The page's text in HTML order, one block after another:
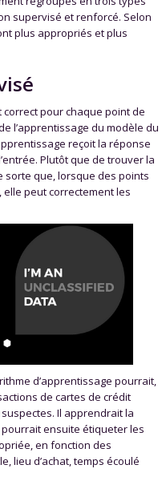
supervisé et renforcé. Selon
plus appropriés et plus
correct pour chaque point de
l’apprentissage du modèle du
reçoit la réponse
Plutôt que de trouver la
sorte que, lorsque des points
peut correctement les
d’apprentissage pourrait,
de cartes de crédit
Il apprendrait la
ensuite étiqueter les
en fonction des
lieu d’achat, temps écoulé